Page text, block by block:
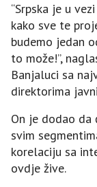
“Srpska je u
kako sve te
budemo jedan
to može!”,
Banjaluci sa
direktorima
On je dodao da
svim
korelaciju sa
ovdje žive.